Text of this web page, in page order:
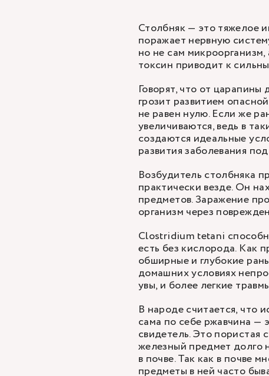
Столбняк — это тяжелое
поражает нервную
но не сам
токсин приводит к
Говорят, что от
грозит развитием
не равен нулю. Если же
увеличиваются, ведь в
создаются идеальные
развития заболевания
Возбудитель столбняка
практически везде. Он
предметов. Заражение
организм через
Clostridium tetani
есть без кислорода. Как
обширные и глубокие
домашних условиях
увы, и более легкие
В народе считается, что
сама по себе ржавчина —
свидетель. Это пористая
железный предмет долго
в почве. Так как в почве
предметы в ней часто